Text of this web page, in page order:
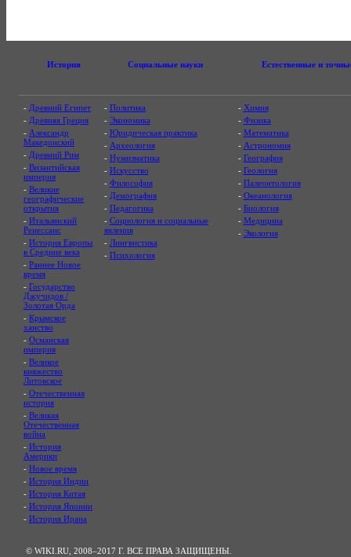
История Социальные науки Естественные и
- Древний Египет
- Древняя Греция
- Александр
Македонский
- Древний Рим
- Византийская
империя
- Великие
географические
открытия
- Итальянский
Ренессанс
- История Европы
в Средние века
- Раннее Новое
время
- Государство
Джучидов /
Золотая Орда
- Крымское
ханство
- Османская
империя
- Великое
княжество
Литовское
- Отечественная
история
- Великая
Отечественная
война
- История
Америки
- Новое время
- История Индии
- История Китая
- История Японии
- История Ирана
- Политика
- Экономика
- Юридическая практика
- Археология
- Нумизматика
- Искусство
- Философия
- Демография
- Педагогика
- Социология и социальные
явления
- Лингвистика
- Психология
- Химия
- Физика
- Математика
- Астрономия
- География
- Геология
- Палеонтология
- Океанология
- Биология
- Медицина
- Экология
© WIKI.RU, 2008–2017 Г. ВСЕ ПРАВА ЗАЩИЩЕНЫ.